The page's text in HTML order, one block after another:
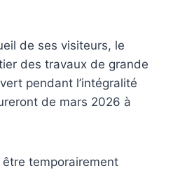
de ses visiteurs, le
des travaux de grande
pendant l’intégralité
de mars 2026 à
temporairement